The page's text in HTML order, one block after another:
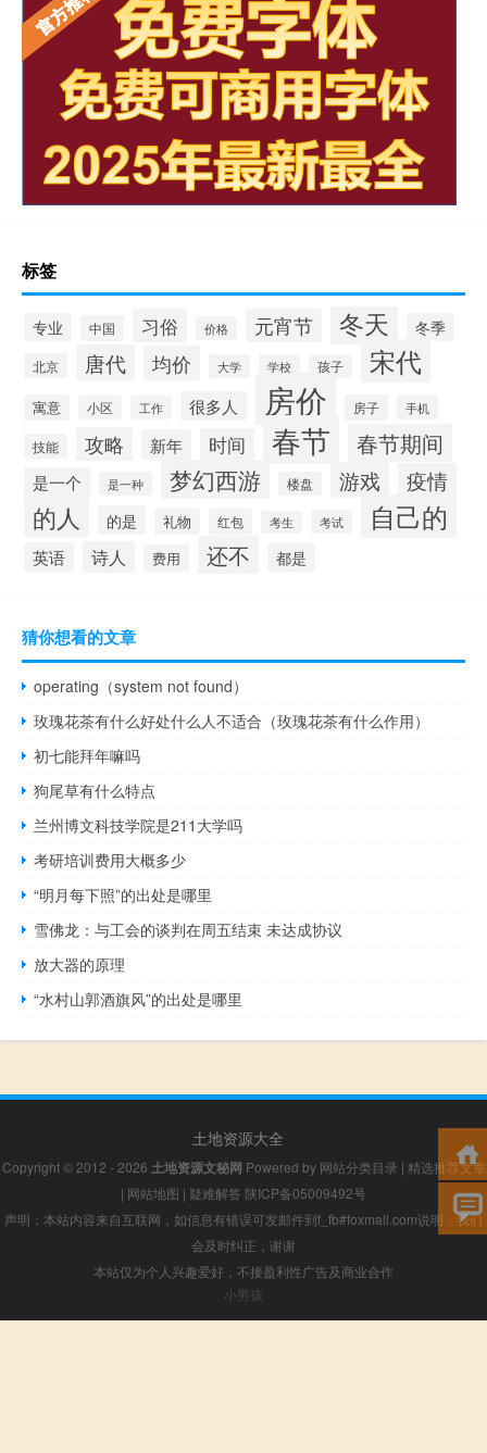
标签
专业 中国 习俗 价格 元宵节 冬天 冬季
北京 唐代 均价 大学 学校 孩子 宋代
寓意 小区 工作 很多人 房价 房子 手机
技能 攻略 新年 时间 春节 春节期间
是一个 是一种 梦幻西游 楼盘 游戏 疫情
的人 的是 礼物 红包 考生 考试 自己的
英语 诗人 费用 还不 都是
猜你想看的文章
operating（system not found）
玫瑰花茶有什么好处什么人不适合（玫瑰花茶有什么作用）
初七能拜年嘛吗
狗尾草有什么特点
兰州博文科技学院是211大学吗
考研培训费用大概多少
“明月每下照”的出处是哪里
雪佛龙：与工会的谈判在周五结束 未达成协议
放大器的原理
“水村山郭酒旗风”的出处是哪里
土地资源大全
Copyright © 2012 - 2026 土地资源文秘网 Powered by 网站分类目录 | 精选推荐文章
| 网站地图 | 疑难解答 陕ICP备05009492号
声明：本站内容来自互联网，如信息有错误可发邮件到f_fb#foxmail.com说明，我们
会及时纠正，谢谢
本站仅为个人兴趣爱好，不接盈利性广告及商业合作
小男孩